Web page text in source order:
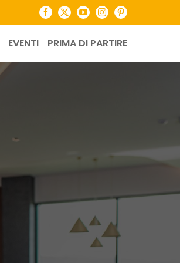
Facebook
X YouTubeInstagramPinterest
EVENTI PRIMA DI PARTIRE